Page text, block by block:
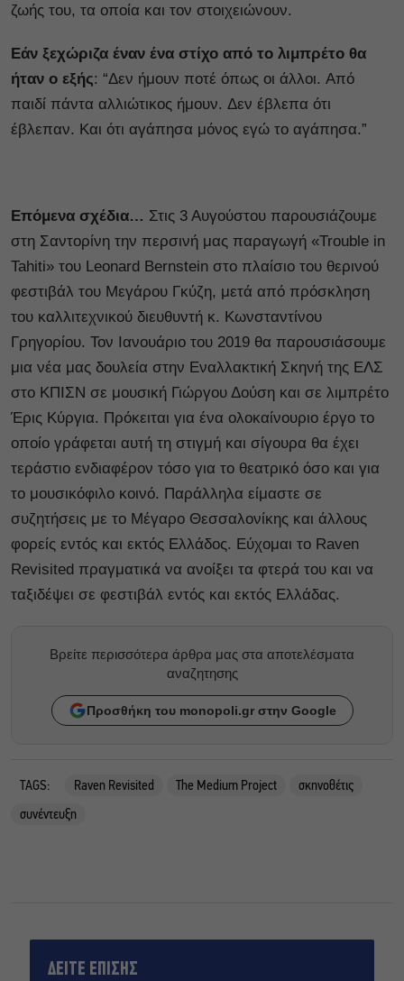
ζωής του, τα οποία και τον στοιχειώνουν.
Εάν ξεχώριζα έναν ένα στίχο από το λιμπρέτο θα
ήταν ο εξής: “Δεν ήμουν ποτέ όπως οι άλλοι. Από
παιδί πάντα αλλιώτικος ήμουν. Δεν έβλεπα ότι
έβλεπαν. Και ότι αγάπησα μόνος εγώ το αγάπησα.”
Επόμενα σχέδια… Στις 3 Αυγούστου παρουσιάζουμε
στη Σαντορίνη την περσινή μας παραγωγή «Trouble in
Tahiti» του Leonard Bernstein στο πλαίσιο του θερινού
φεστιβάλ του Μεγάρου Γκύζη, μετά από πρόσκληση
του καλλιτεχνικού διευθυντή κ. Κωνσταντίνου
Γρηγορίου. Τον Ιανουάριο του 2019 θα παρουσιάσουμε
μια νέα μας δουλεία στην Εναλλακτική Σκηνή της ΕΛΣ
στο ΚΠΙΣΝ σε μουσική Γιώργου Δούση και σε λιμπρέτο
Έρις Κύργια. Πρόκειται για ένα ολοκαίνουριο έργο το
οποίο γράφεται αυτή τη στιγμή και σίγουρα θα έχει
τεράστιο ενδιαφέρον τόσο για το θεατρικό όσο και για
το μουσικόφιλο κοινό. Παράλληλα είμαστε σε
συζητήσεις με το Μέγαρο Θεσσαλονίκης και άλλους
φορείς εντός και εκτός Ελλάδος. Εύχομαι το Raven
Revisited πραγματικά να ανοίξει τα φτερά του και να
ταξιδέψει σε φεστιβάλ εντός και εκτός Ελλάδας.
Βρείτε περισσότερα άρθρα μας στα αποτελέσματα
αναζητησης
Προσθήκη του monopoli.gr στην Google
TAGS: Raven Revisited The Medium Project
σκηνοθέτις
συνέντευξη
ΔΕΙΤΕ ΕΠΙΣΗΣ